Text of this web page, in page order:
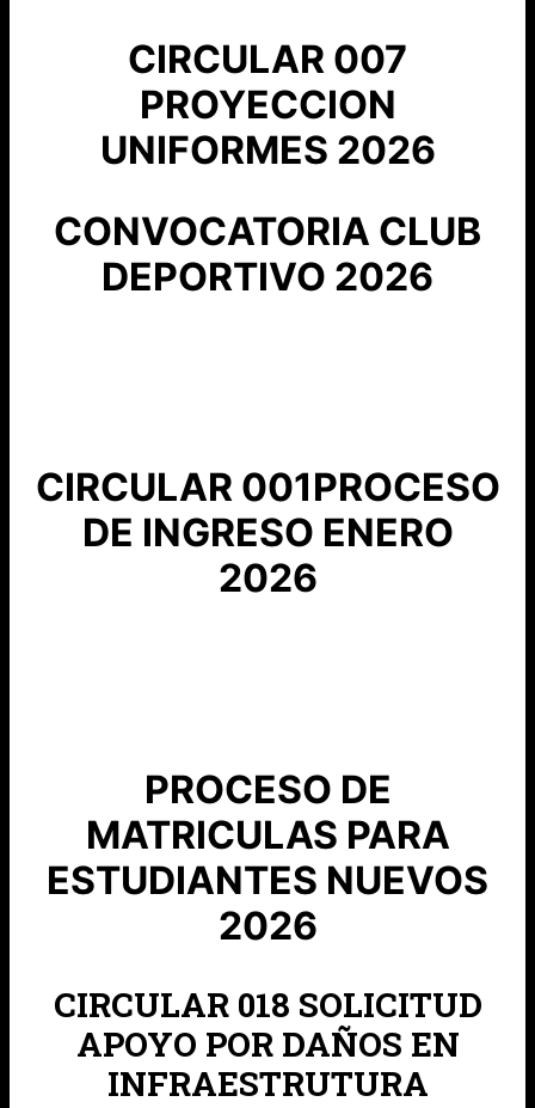
CIRCULAR 007
PROYECCION
UNIFORMES 2026
CONVOCATORIA CLUB
DEPORTIVO 2026
CIRCULAR 001PROCESO
DE INGRESO ENERO
2026
PROCESO DE
MATRICULAS PARA
ESTUDIANTES NUEVOS
2026
CIRCULAR 018 SOLICITUD
APOYO POR DAÑOS EN
INFRAESTRUTURA